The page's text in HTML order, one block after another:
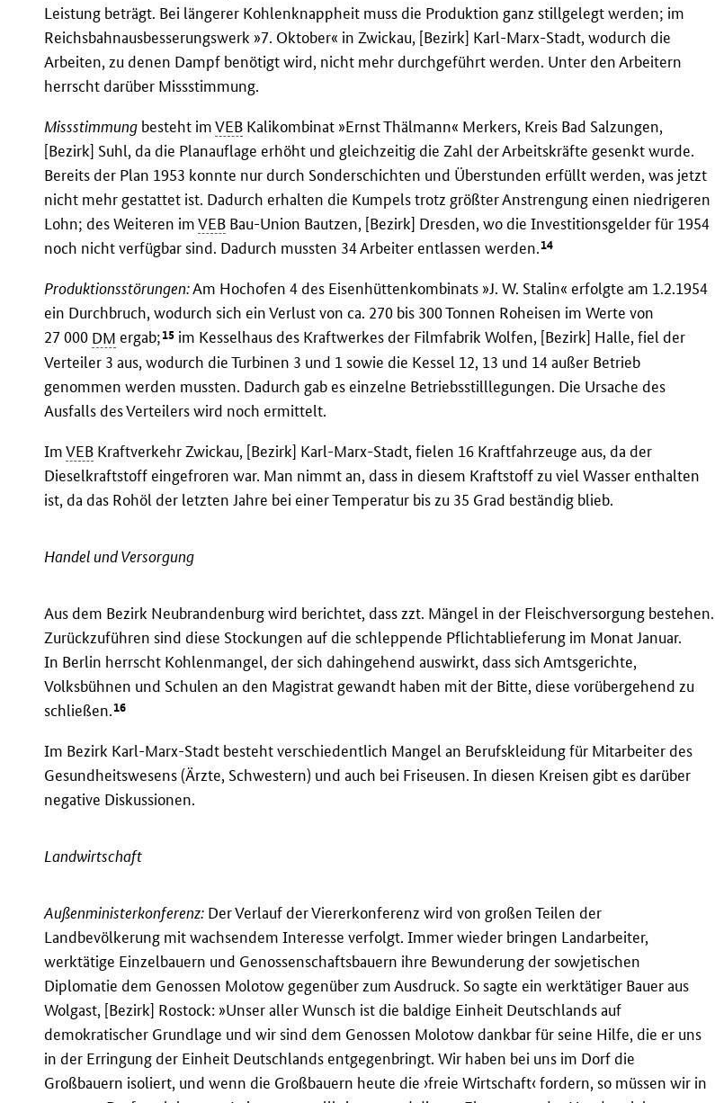
Leistung beträgt. Bei längerer Kohlenknappheit muss die Produktion ganz stillgelegt werden; im
Reichsbahnausbesserungswerk »7. Oktober« in Zwickau, [Bezirk] Karl-Marx-Stadt, wodurch die
Arbeiten, zu denen Dampf benötigt wird, nicht mehr durchgeführt werden. Unter den Arbeitern
herrscht darüber Missstimmung.
Missstimmung besteht imVEB Kalikombinat »Ernst Thälmann« Merkers, Kreis Bad Salzungen,
[Bezirk] Suhl, da die Planauflage erhöht und gleichzeitig die Zahl der Arbeitskräfte gesenkt wurde.
Bereits der Plan 1953 konnte nur durch Sonderschichten und Überstunden erfüllt werden, was jetzt
nicht mehr gestattet ist. Dadurch erhalten die Kumpels trotz größter Anstrengung einen niedrigeren
Lohn; des Weiteren imVEB Bau-Union Bautzen, [Bezirk] Dresden, wo die Investitionsgelder für 1954
noch nicht verfügbar sind. Dadurch mussten 34 Arbeiter entlassen werden.14
Produktionsstörungen:Am Hochofen 4 des Eisenhüttenkombinats »J. W. Stalin« erfolgte am 1.2.1954
ein Durchbruch, wodurch sich ein Verlust von ca. 270 bis 300 Tonnen Roheisen im Werte von
27 000 DM ergab;15 im Kesselhaus des Kraftwerkes der Filmfabrik Wolfen, [Bezirk] Halle, fiel der
Verteiler 3 aus, wodurch die Turbinen 3 und 1 sowie die Kessel 12, 13 und 14 außer Betrieb
genommen werden mussten. Dadurch gab es einzelne Betriebsstilllegungen. Die Ursache des
Ausfalls des Verteilers wird noch ermittelt.
ImVEB Kraftverkehr Zwickau, [Bezirk] Karl-Marx-Stadt, fielen 16 Kraftfahrzeuge aus, da der
Dieselkraftstoff eingefroren war. Man nimmt an, dass in diesem Kraftstoff zu viel Wasser enthalten
ist, da das Rohöl der letzten Jahre bei einer Temperatur bis zu 35 Grad beständig blieb.
Handel und Versorgung
Aus dem Bezirk Neubrandenburg wird berichtet, dass zzt. Mängel in der Fleischversorgung bestehen.
Zurückzuführen sind diese Stockungen auf die schleppende Pflichtablieferung im Monat Januar.
In Berlin herrscht Kohlenmangel, der sich dahingehend auswirkt, dass sich Amtsgerichte,
Volksbühnen und Schulen an den Magistrat gewandt haben mit der Bitte, diese vorübergehend zu
schließen.16
Im Bezirk Karl-Marx-Stadt besteht verschiedentlich Mangel an Berufskleidung für Mitarbeiter des
Gesundheitswesens (Ärzte, Schwestern) und auch bei Friseusen. In diesen Kreisen gibt es darüber
negative Diskussionen.
Landwirtschaft
Außenministerkonferenz: Der Verlauf der Viererkonferenz wird von großen Teilen der
Landbevölkerung mit wachsendem Interesse verfolgt. Immer wieder bringen Landarbeiter,
werktätige Einzelbauern und Genossenschaftsbauern ihre Bewunderung der sowjetischen
Diplomatie dem Genossen Molotow gegenüber zum Ausdruck. So sagte ein werktätiger Bauer aus
Wolgast, [Bezirk] Rostock: »Unser aller Wunsch ist die baldige Einheit Deutschlands auf
demokratischer Grundlage und wir sind dem Genossen Molotow dankbar für seine Hilfe, die er uns
in der Erringung der Einheit Deutschlands entgegenbringt. Wir haben bei uns im Dorf die
Großbauern isoliert, und wenn die Großbauern heute die ›freie Wirtschaft‹ fordern, so müssen wir in